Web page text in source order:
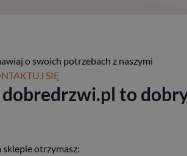
o swoich potrzebach z naszymi
SIĘ
dobredrzwi.pl to
sklepie otrzymasz: